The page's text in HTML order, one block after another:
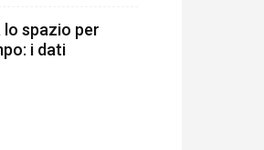
lo spazio per
i dati